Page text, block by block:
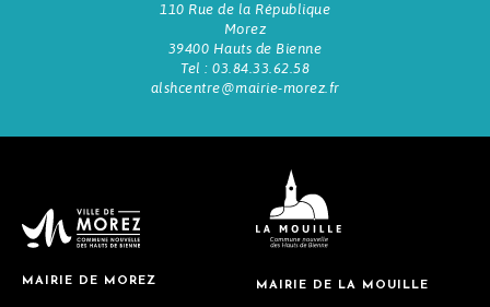
110 Rue de la République
Morez
39400 Hauts de Bienne
Tel : 03.84.33.62.58
alshcentre@mairie-morez.fr
MAIRIE DE MOREZ MAIRIE DE LA MOUILLE